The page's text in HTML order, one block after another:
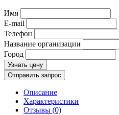
Имя
E-mail
Телефон
Название организации
Город
Узнать цену
Отправить запрос
Описание
Характеристики
Отзывы (0)